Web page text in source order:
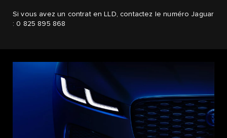
Si vous avez un contrat en LLD, contactez le numéro Jaguar
: 0 825 895 868